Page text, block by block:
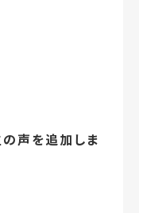
声を追加しま